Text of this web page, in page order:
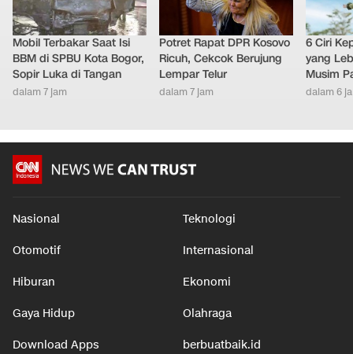
Mobil Terbakar Saat Isi
BBM di SPBU Kota Bogor,
Sopir Luka di Tangan
dalam 7 jam
Potret Rapat DPR Kosovo
Ricuh, Cekcok Berujung
Lempar Telur
dalam 7 jam
6 Ciri
yang
Musim
dalam 6
Nasional Teknologi
Otomotif Internasional
Hiburan Ekonomi
Gaya Hidup Olahraga
Download Apps berbuatbaik.id